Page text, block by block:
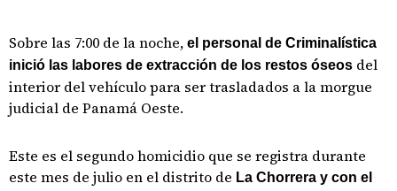
Sobre las 7:00 de la noche, el personal de Criminalística
inició las labores de extracción de los restos óseos del
interior del vehículo para ser trasladados a la morgue
judicial de Panamá Oeste.
Este es el segundo homicidio que se registra durante
este mes de julio en el distrito de La Chorrera y con el